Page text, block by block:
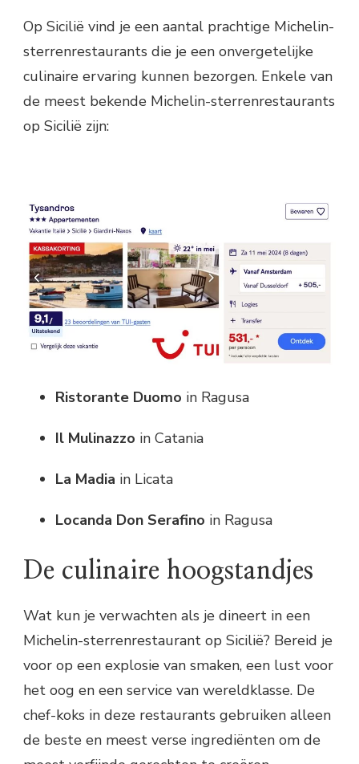
Op Sicilië vind je een aantal prachtige Michelin-
sterrenrestaurants die je een onvergetelijke
culinaire ervaring kunnen bezorgen. Enkele van
de meest bekende Michelin-sterrenrestaurants
op Sicilië zijn:
Ristorante Duomo in Ragusa
Il Mulinazzo in Catania
La Madia in Licata
Locanda Don Serafino in Ragusa
De culinaire hoogstandjes
Wat kun je verwachten als je dineert in een
Michelin-sterrenrestaurant op Sicilië? Bereid je
voor op een explosie van smaken, een lust voor
het oog en een service van wereldklasse. De
chef-koks in deze restaurants gebruiken alleen
de beste en meest verse ingrediënten om de